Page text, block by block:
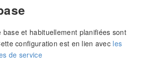
base et habituellement planifiées sont
configuration est en lien avec les
de service